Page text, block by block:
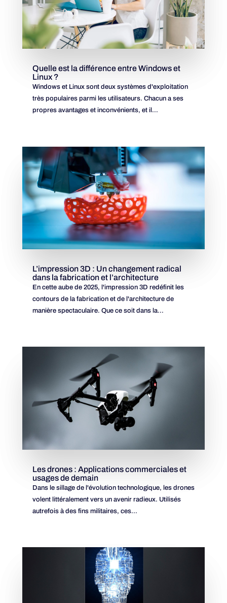
Quelle est la différence entre Windows et
Linux ?
Windows et Linux sont deux systèmes d'exploitation
très populaires parmi les utilisateurs. Chacun a ses
propres avantages et inconvénients, et il...
L’impression 3D : Un changement radical
dans la fabrication et l’architecture
En cette aube de 2025, l'impression 3D redéfinit les
contours de la fabrication et de l'architecture de
manière spectaculaire. Que ce soit dans la...
Les drones : Applications commerciales et
usages de demain
Dans le sillage de l'évolution technologique, les drones
volent littéralement vers un avenir radieux. Utilisés
autrefois à des fins militaires, ces...